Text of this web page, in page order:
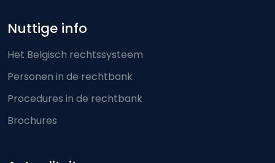
Nuttige info
Het Belgisch rechtssysteem
Personen in de rechtbank
Procedures in de rechtbank
Brochures